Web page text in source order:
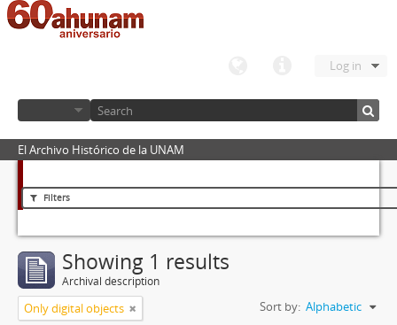
Log in
El Archivo Histórico de la UNAM
Filters
Showing 1 results
Archival description
Only digital objects Sort by: Alphabetic